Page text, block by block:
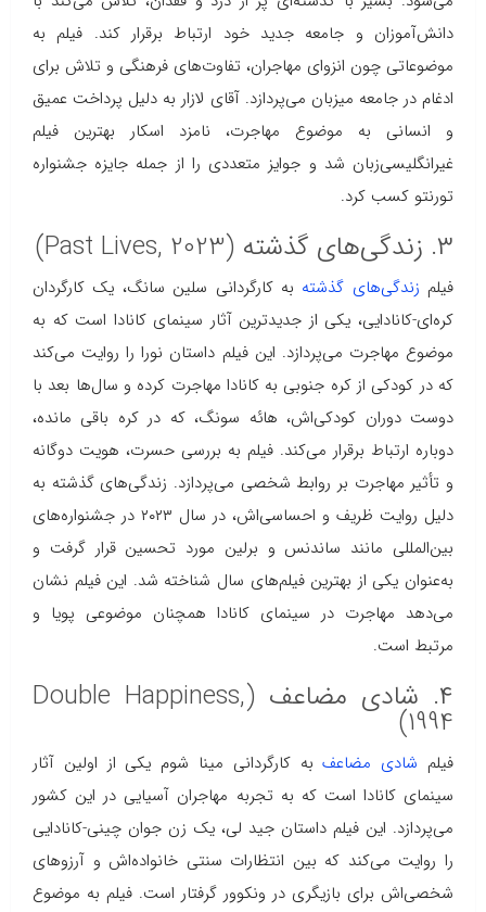
دانش‌آموزان و جامعه جدید خود ارتباط برقرار کند. فیلم به
موضوعاتی چون انزوای مهاجران، تفاوت‌های فرهنگی و تلاش برای
ادغام در جامعه میزبان می‌پردازد. آقای لازار به دلیل پرداخت عمیق
و انسانی به موضوع مهاجرت، نامزد اسکار بهترین فیلم
غیرانگلیسی‌زبان شد و جوایز متعددی را از جمله جایزه جشنواره
تورنتو کسب کرد.
۳. زندگی‌های گذشته (Past Lives, 2023)
فیلم زندگی‌های گذشته به کارگردانی سلین سانگ، یک کارگردان
کره‌ای-کانادایی، یکی از جدیدترین آثار سینمای کانادا است که به
موضوع مهاجرت می‌پردازد. این فیلم داستان نورا را روایت می‌کند
که در کودکی از کره جنوبی به کانادا مهاجرت کرده و سال‌ها بعد با
دوست دوران کودکی‌اش، هائه سونگ، که در کره باقی مانده،
دوباره ارتباط برقرار می‌کند. فیلم به بررسی حسرت، هویت دوگانه
و تأثیر مهاجرت بر روابط شخصی می‌پردازد. زندگی‌های گذشته به
دلیل روایت ظریف و احساسی‌اش، در سال ۲۰۲۳ در جشنواره‌های
بین‌المللی مانند ساندنس و برلین مورد تحسین قرار گرفت و
به‌عنوان یکی از بهترین فیلم‌های سال شناخته شد. این فیلم نشان
می‌دهد مهاجرت در سینمای کانادا همچنان موضوعی پویا و
مرتبط است.
۴. شادی مضاعف (Double Happiness,
1994)
فیلم شادی مضاعفبه کارگردانی مینا شوم یکی از اولین آثار
سینمای کانادا است که به تجربه مهاجران آسیایی در این کشور
می‌پردازد. این فیلم داستان جید لی، یک زن جوان چینی-کانادایی
را روایت می‌کند که بین انتظارات سنتی خانواده‌اش و آرزوهای
شخصی‌اش برای بازیگری در ونکوور گرفتار است. فیلم به موضوع